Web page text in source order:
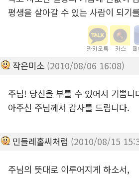
평생을 살아갈 수 있는 사람이 되기
작은미소 (2010/08/06 16:08)
주님! 당신을 부를 수 있어서 기쁨니
아주신 주님께서 감사를 드립니다.
민들레홀씨처럼 (2010/08/15
주님의 뜻대로 이루어지게 하소서,